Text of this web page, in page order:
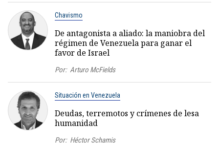
Chavismo
De antagonista a aliado: la maniobra del
régimen de Venezuela para ganar el
favor de Israel
Por: Arturo McFields
Situación en Venezuela
Deudas, terremotos y crímenes de lesa
humanidad
Por: Héctor Schamis